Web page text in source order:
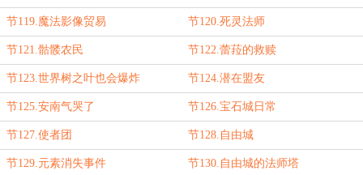
节119.魔法影像贸易 节120.死灵法师
节121.骷髅农民 节122.蕾菈的救赎
节123.世界树之叶也会爆炸 节124.潜在盟友
节125.安南气哭了 节126.宝石城日常
节127.使者团 节128.自由城
节129.元素消失事件 节130.自由城的法师塔